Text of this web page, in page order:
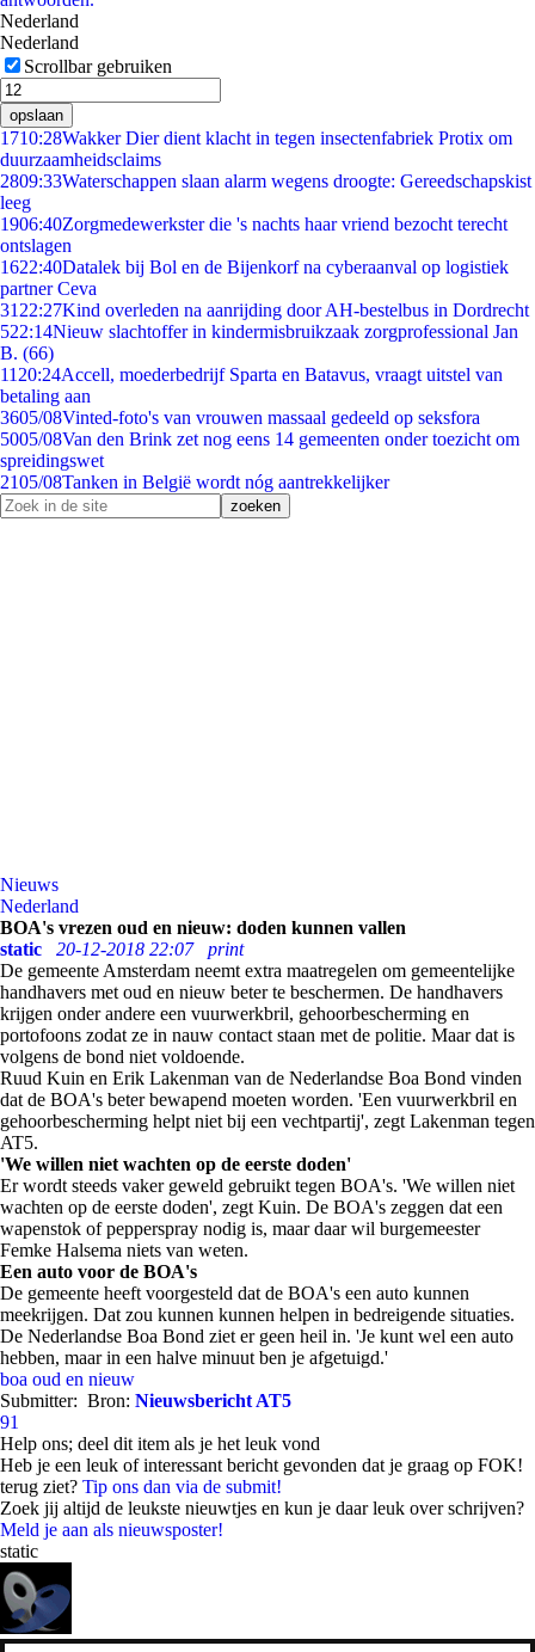
Nederland
Nederland
Scrollbar gebruiken
opslaan
1710:28Wakker Dier dient klacht in tegen insectenfabriek Protix om
duurzaamheidsclaims
2809:33Waterschappen slaan alarm wegens droogte: Gereedschapskist
leeg
1906:40Zorgmedewerkster die 's nachts haar vriend bezocht terecht
ontslagen
1622:40Datalek bij Bol en de Bijenkorf na cyberaanval op logistiek
partner Ceva
31 22:27Kind overleden na aanrijding door AH-bestelbus in Dordrecht
522:14Nieuw slachtoffer in kindermisbruikzaak zorgprofessional Jan
B. (66)
11 20:24Accell, moederbedrijf Sparta en Batavus, vraagt uitstel van
betaling aan
3605/08Vinted-foto's van vrouwen massaal gedeeld op seksfora
5005/08Van den Brink zet nog eens 14 gemeenten onder toezicht om
spreidingswet
2105/08Tanken in België wordt nóg aantrekkelijker
Nieuws
Nederland
BOA's vrezen oud en nieuw: doden kunnen vallen
static
20-12-2018 22:07
print
De gemeente Amsterdam neemt extra maatregelen om gemeentelijke
handhavers met oud en nieuw beter te beschermen. De handhavers
krijgen onder andere een vuurwerkbril, gehoorbescherming en
portofoons zodat ze in nauw contact staan met de politie. Maar dat is
volgens de bond niet voldoende.
Ruud Kuin en Erik Lakenman van de Nederlandse Boa Bond vinden
dat de BOA's beter bewapend moeten worden. 'Een vuurwerkbril en
gehoorbescherming helpt niet bij een vechtpartij', zegt Lakenman tegen
AT5.
'We willen niet wachten op de eerste doden'
Er wordt steeds vaker geweld gebruikt tegen BOA's. 'We willen niet
wachten op de eerste doden', zegt Kuin. De BOA's zeggen dat een
wapenstok of pepperspray nodig is, maar daar wil burgemeester
Femke Halsema niets van weten.
Een auto voor de BOA's
De gemeente heeft voorgesteld dat de BOA's een auto kunnen
meekrijgen. Dat zou kunnen kunnen helpen in bedreigende situaties.
De Nederlandse Boa Bond ziet er geen heil in. 'Je kunt wel een auto
hebben, maar in een halve minuut ben je afgetuigd.'
boa oud en nieuw
Submitter: Bron: Nieuwsbericht AT5
91
Help ons; deel dit item als je het leuk vond
Heb je een leuk of interessant bericht gevonden dat je graag op FOK!
terug ziet? Tip ons dan via de submit!
Zoek jij altijd de leukste nieuwtjes en kun je daar leuk over schrijven?
Meld je aan als nieuwsposter!
static